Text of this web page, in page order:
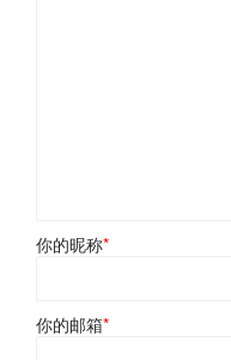
你的昵称*
你的邮箱*